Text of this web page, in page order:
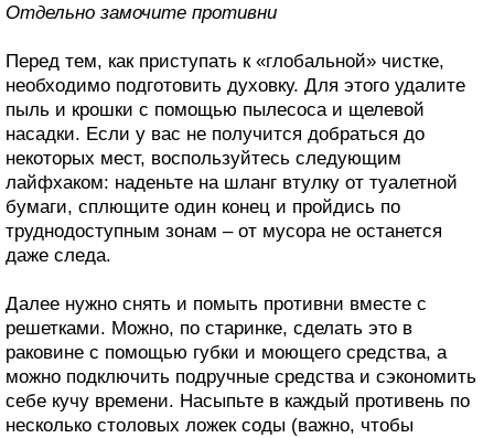
Отдельно замочите противни
Перед тем, как приступать к «глобальной» чистке,
необходимо подготовить духовку. Для этого удалите
пыль и крошки с помощью пылесоса и щелевой
насадки. Если у вас не получится добраться до
некоторых мест, воспользуйтесь следующим
лайфхаком: наденьте на шланг втулку от туалетной
бумаги, сплющите один конец и пройдись по
труднодоступным зонам – от мусора не останется
даже следа.
Далее нужно снять и помыть противни вместе с
решетками. Можно, по старинке, сделать это в
раковине с помощью губки и моющего средства, а
можно подключить подручные средства и сэкономить
себе кучу времени. Насыпьте в каждый противень по
несколько столовых ложек соды (важно, чтобы